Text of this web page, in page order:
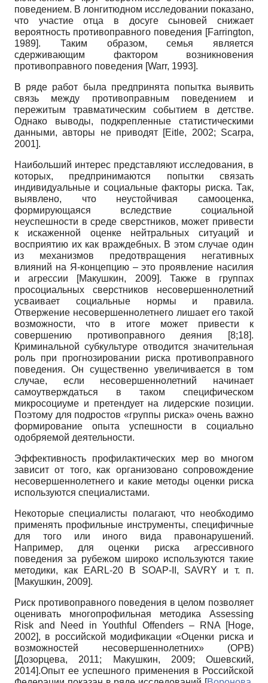
поведением. В лонгитюдном исследовании показано,
что участие отца в досуге сыновей снижает
вероятность противоправного поведения [Farrington,
1989]. Таким образом, семья является
сдерживающим фактором возникновения
противоправного поведения [Warr, 1993].
В ряде работ была предпринята попытка выявить
связь между противоправным поведением и
пережитым травматическим событием в детстве.
Однако выводы, подкрепленные статистическими
данными, авторы не приводят [Eitle, 2002; Scarpa,
2001].
Наибольший интерес представляют исследования, в
которых, предпринимаются попытки связать
индивидуальные и социальные факторы риска. Так,
выявлено, что неустойчивая самооценка,
формирующаяся вследствие социальной
неуспешности в среде сверстников, может привести
к искаженной оценке нейтральных ситуаций и
восприятию их как враждебных. В этом случае один
из механизмов предотвращения негативных
влияний на Я-концепцию – это проявление насилия
и агрессии [Макушкин, 2009]. Также в группах
просоциальных сверстников несовершеннолетний
усваивает социальные нормы и правила.
Отвержение несовершеннолетнего лишает его такой
возможности, что в итоге может привести к
совершению противоправного деяния [8;18].
Криминальной субкультуре отводится значительная
роль при прогнозировании риска противоправного
поведения. Он существенно увеличивается в том
случае, если несовершеннолетний начинает
самоутверждаться в таком специфическом
микросоциуме и претендует на лидерские позиции.
Поэтому для подростов «группы риска» очень важно
формирование опыта успешности в социально
одобряемой деятельности.
Эффективность профилактических мер во многом
зависит от того, как организовано сопровождение
несовершеннолетнего и какие методы оценки риска
используются специалистами.
Некоторые специалисты полагают, что необходимо
применять профильные инструменты, специфичные
для того или иного вида правонарушений.
Например, для оценки риска агрессивного
поведения за рубежом широко используются такие
методики, как EARL-20 B SOAP-II, SAVRY и т. п.
[Макушкин, 2009].
Риск противоправного поведения в целом позволяет
оценивать многопрофильная методика Assessing
Risk and Need in Youthful Offenders – RNA
[Hoge,
2002], в российской модификации «Оценки риска и
возможностей несовершеннолетних» (ОРВ)
[Дозорцева, 2011; Макушкин, 2009; Ошевский,
2014].Опыт ее успешного применения в Российской